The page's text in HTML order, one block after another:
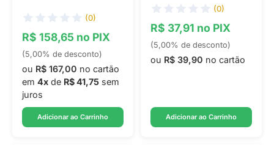
(0)
R$ 158,65 no PIX
(5,00% de desconto)
ou R$ 167,00 no cartão
em 4x de R$ 41,75 sem
juros
Adicionar ao Carrinho
(0)
R$ 37,91 no PIX
(5,00% de desconto)
ou R$ 39,90 no cartão
Adicionar ao Carrinho